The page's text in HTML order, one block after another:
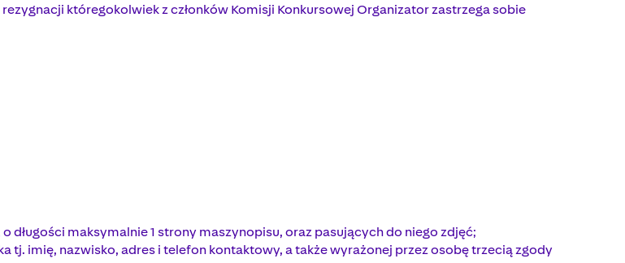
któregokolwiek z członków Komisji Konkursowej Organizator zastrzega sobie
długości maksymalnie 1 strony maszynopisu, oraz pasujących do niego zdjęć;
tj. imię, nazwisko, adres i telefon kontaktowy, a także wyrażonej przez osobę trzecią zgody